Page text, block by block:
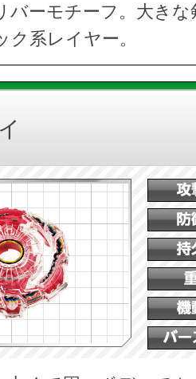
バーモチーフ。大き
系レイヤー。